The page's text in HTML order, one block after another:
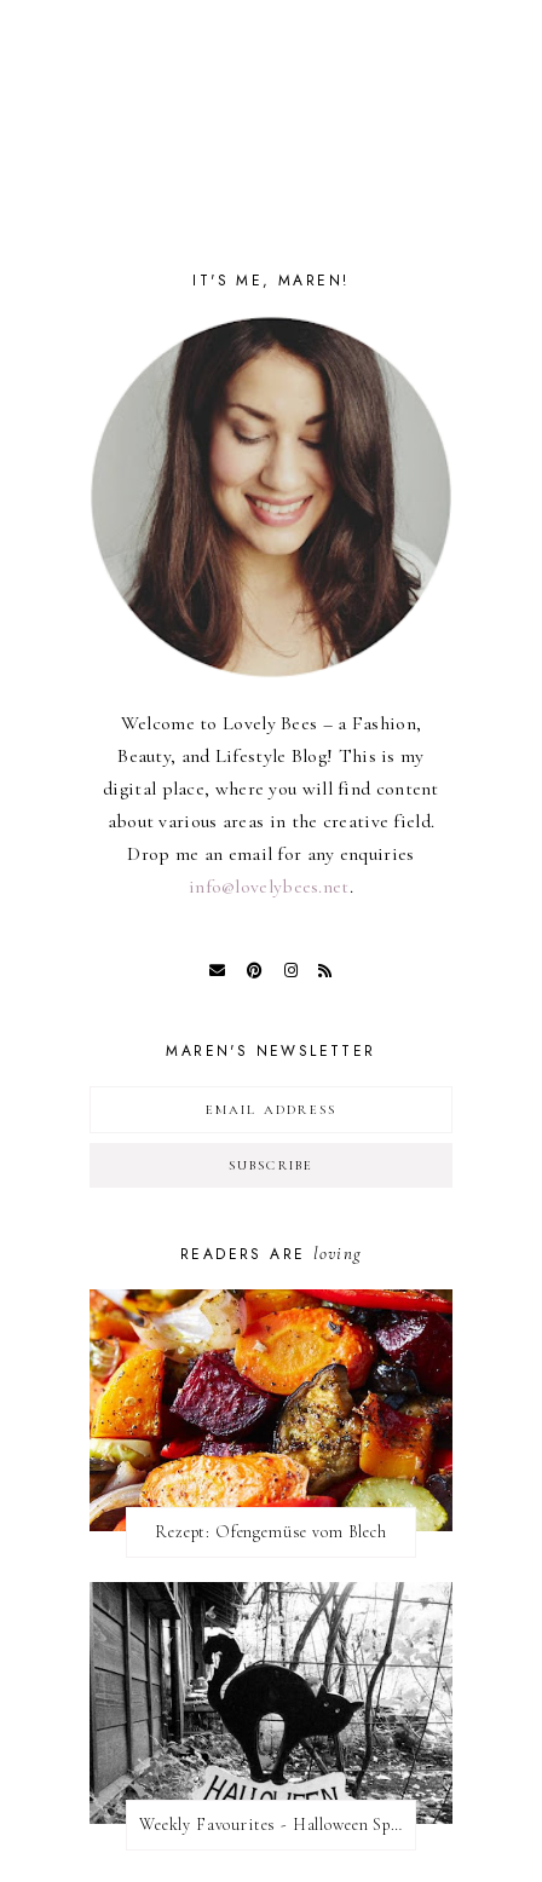
IT'S ME, MAREN!
Welcome to Lovely Bees – a Fashion,
Beauty, and Lifestyle Blog! This is my
digital place, where you will find content
about various areas in the creative field.
Drop me an email for any enquiries
info@lovelybees.net.
MAREN'S NEWSLETTER
READERS ARE loving
Rezept: Ofengemüse vom Blech
Weekly Favourites - Halloween Special